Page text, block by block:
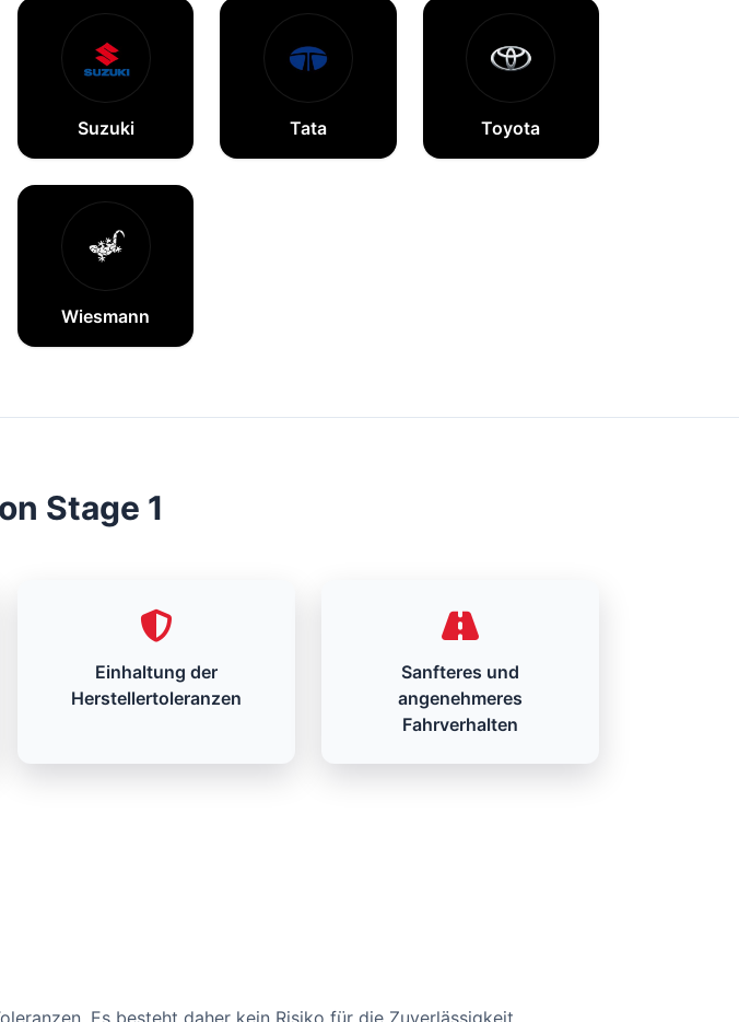
Suzuki Tata Toyota
Wiesmann
Stage 1
Einhaltung der
Herstellertoleranzen
Sanfteres und
angenehmeres
Fahrverhalten
Es besteht daher kein Risiko für die Zuverlässigkeit